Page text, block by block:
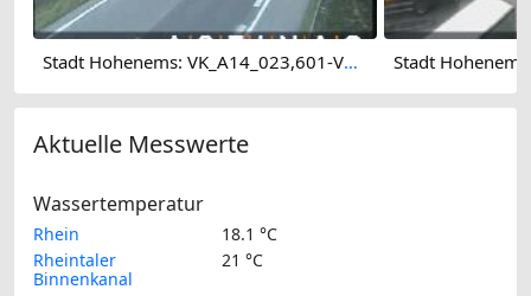
Stadt Hohenems: VK_A14_023,601-V0-FL
Aktuelle Messwerte
Wassertemperatur
Rhein
18.1 °C
Rheintaler
Binnenkanal
21 °C